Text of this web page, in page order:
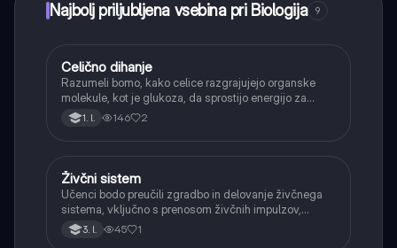
Najbolj priljubljena vsebina pri Biologija 9
Biologija
Celično dihanje
Razumeli bomo, kako celice razgrajujejo organske
molekule, kot je glukoza, da sprostijo energijo za
svoje delovanje.
1. l. 146 2
Biologija
Živčni sistem
Učenci bodo preučili zgradbo in delovanje živčnega
sistema, vključno s prenosom živčnih impulzov,
sinapsami, nevrotransmiterji ter višjimi funkcijami
možganov.
3. l. 45 1